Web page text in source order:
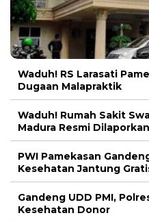
Waduh! RS Larasati
Dugaan Malapraktik
Waduh! Rumah Sakit
Madura Resmi
PWI Pamekasan
Kesehatan Jantung
Gandeng UDD PMI,
Kesehatan Donor